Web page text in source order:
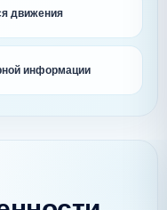
движения
информации